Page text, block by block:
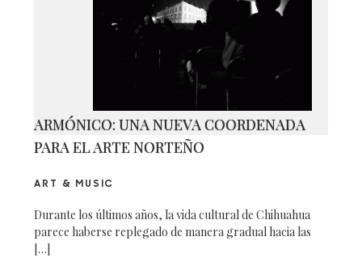
ARMÓNICO: UNA NUEVA COORDENADA
PARA EL ARTE NORTEÑO
ART & MUSIC
Durante los últimos años, la vida cultural de Chihuahua
parece haberse replegado de manera gradual hacia las
[…]